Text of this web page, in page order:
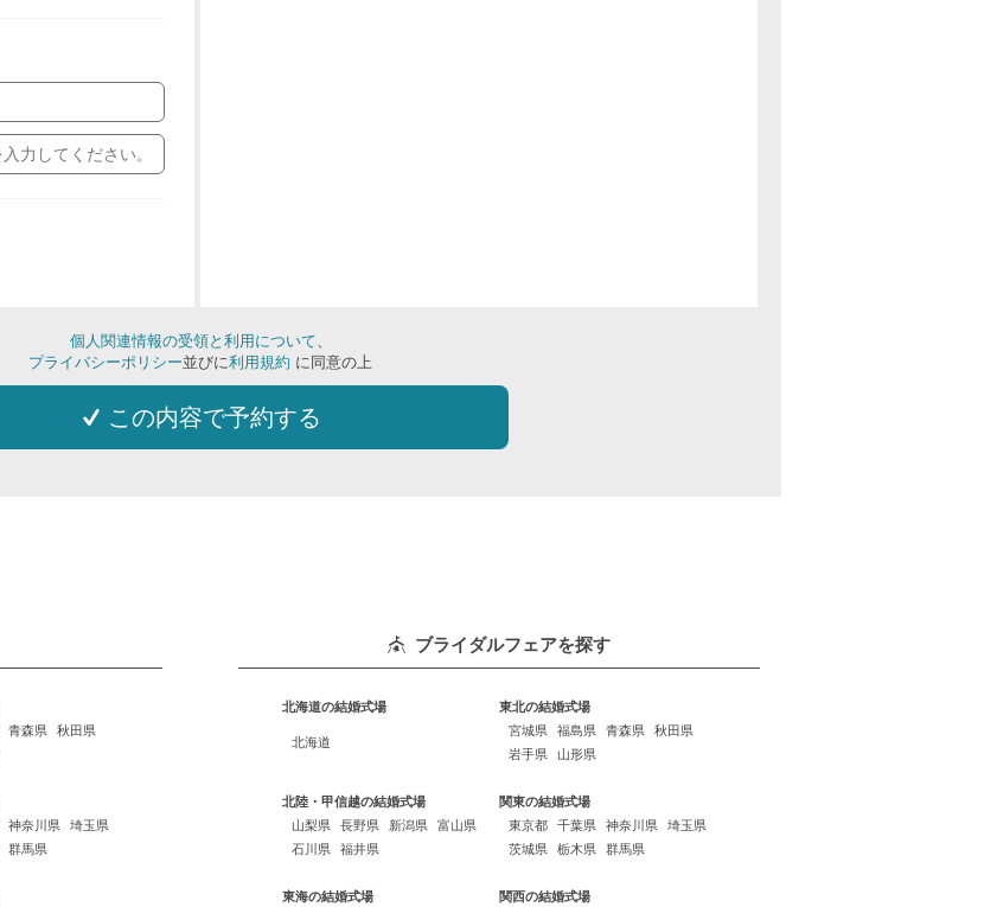
個人関連情報の受領と利用について、
プライバシーポリシー並びに利用規約 に同意の上
この内容で予約する
青森県
秋田県
神奈川県
埼玉県
群馬県
ブライダルフェアを探す
北海道の結婚式場
北海道
東北の結婚式場
宮城県
福島県 青森県
秋田県
岩手県
山形県
北陸・甲信越の結婚式場
山梨県
長野県 新潟県
富山県
石川県
福井県
関東の結婚式場
東京都
千葉県 神奈川県
埼玉県
茨城県
栃木県 群馬県
東海の結婚式場
関西の結婚式場